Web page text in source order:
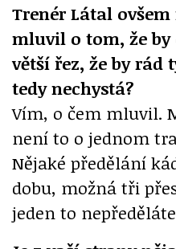
Trenér Látal
mluvil o tom, že
větší řez, že by rád
tedy nechystá?
Vím, o čem mluvil.
není to o jednom
Nějaké předělání
dobu, možná tři
jeden to